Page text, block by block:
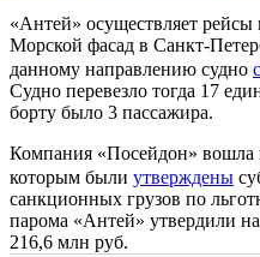
«Антей» осуществляет
Морской фасад в Санкт-
данному направлению судно
Судно перевезло тогда 17
борту было 3 пассажира.
Компания «Посейдон» вошла
которым были утверждены
санкционных грузов по
парома «Антей» утвердили
216,6 млн руб.